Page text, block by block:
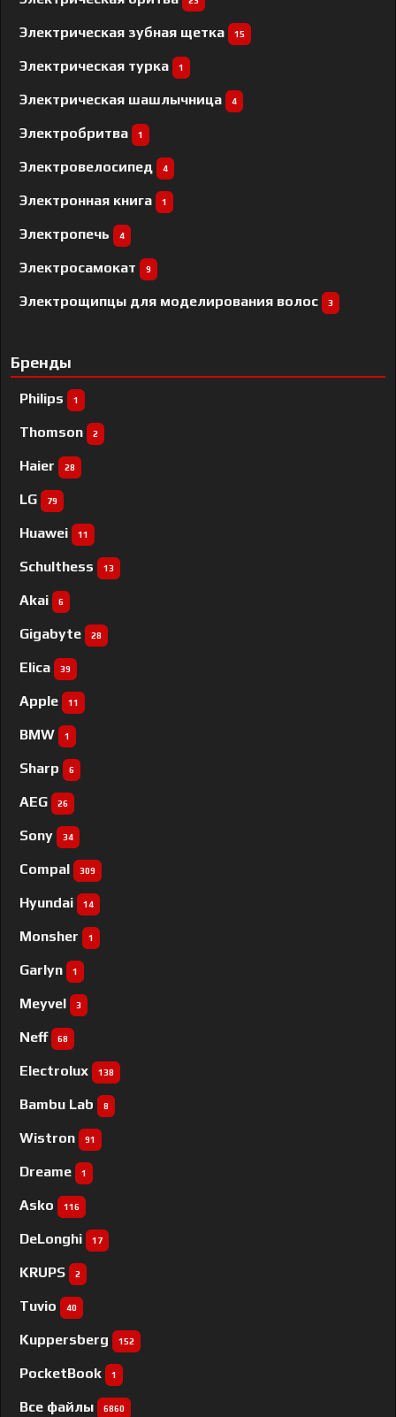
Электрическая зубная щетка 15
Электрическая турка 1
Электрическая шашлычница 4
Электробритва 1
Электровелосипед 4
Электронная книга 1
Электропечь 4
Электросамокат 9
Электрощипцы для моделирования волос 3
Бренды
Philips 1
Thomson 2
Haier 28
LG 79
Huawei 11
Schulthess 13
Akai 6
Gigabyte 28
Elica 39
Apple 11
BMW 1
Sharp 6
AEG 26
Sony 34
Compal 309
Hyundai 14
Monsher 1
Garlyn 1
Meyvel 3
Neff 68
Electrolux 138
Bambu Lab 8
Wistron 91
Dreame 1
Asko 116
DeLonghi 17
KRUPS 2
Tuvio 40
Kuppersberg 152
PocketBook 1
Все файлы 6860